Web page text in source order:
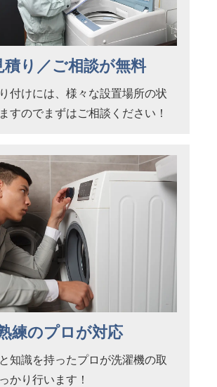
積り／ご相談が無料
付けには、様々な設置場所の状
すのでまずはご相談ください！
練のプロが対応
知識を持ったプロが洗濯機の取
かり行います！